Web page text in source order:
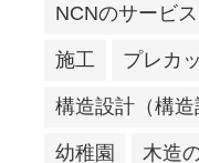
NCNのサービス
施工 プレカ
構造設計（構造
幼稚園 木造